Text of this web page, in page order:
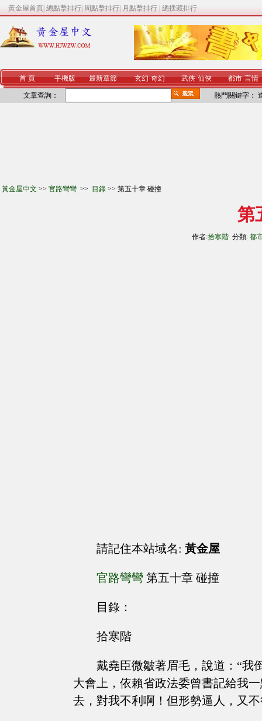
黃金屋首頁 總點擊排行 周點擊排行 月點擊排行 總搜藏排行
首 頁 手機版 最新章節 玄幻·奇幻 武俠·仙俠 都市·言情
文章查詢： 熱門關鍵字：
黃金屋中文 >> 官路彎彎 >> 目錄 >> 第五十章 碰撞
第
作者:拾寒階 分類: 都
請記住本站域名: 黃金屋
官路彎彎 第五十章 碰撞
目錄：
拾寒階
戴堯臣微皺著眉毛，說道：“
大會上，依賴省政法委曾書記給我
去，對我不利啊！但形勢逼人，又